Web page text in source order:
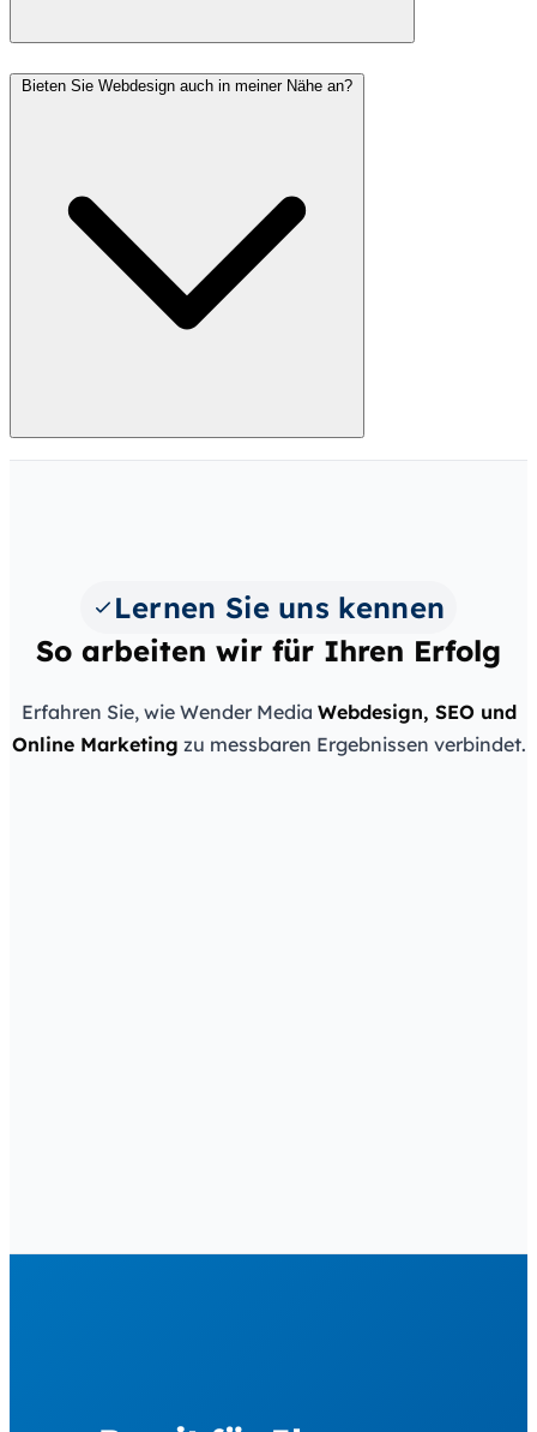
Bieten Sie Webdesign auch in meiner Nähe an?
Lernen Sie uns kennen
So arbeiten wir für Ihren Erfolg
Erfahren Sie, wie Wender Media Webdesign, SEO und
Online Marketing zu messbaren Ergebnissen verbindet.
Wender Media — Webdesign & SEO aus Halle